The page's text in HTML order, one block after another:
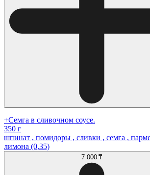
+Семга в сливочном соусе.
350 г
шпинат , помидоры , сливки , семга ,
лимона (0,35)
7 000 ₸